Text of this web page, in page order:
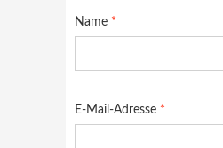
Name *
E-Mail-Adresse *